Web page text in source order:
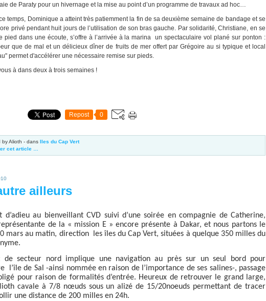
de Paraty pour un hivernage et la mise au point d’un programme de travaux ad hoc…
temps, Dominique a atteint très patiemment la fin de sa deuxième semaine de bandage et se
privé pendant huit jours de l’utilisation de son bras gauche. Par solidarité, Christiane, en se
pied dans une écoute, s’offre à l’arrivée à la marina un spectaculaire vol plané sur ponton :
que de mal et un délicieux dîner de fruits de mer offert par Grégoire au si typique et local
permet d'accélérer une nécessaire remise sur pieds.
à dans deux à trois semaines !
Repost 0
by Alioth - dans Iles du Cap Vert
cet article
ailleurs
d’adieu au bienveillant CVD suivi d’une soirée en compagnie de Catherine,
de la « mission E » encore présente à Dakar, et nous partons le
mars au matin, direction
les îles du Cap Vert, situées à quelque 350 milles du
de secteur nord implique une navigation au près sur un seul bord pour
l’île de Sal -ainsi nommée en raison de l’importance de ses salines-, passage
pour raison de formalités d’entrée. Heureux de retrouver le grand large,
cavale à 7/8 nœuds sous un alizé de 15/20noeuds permettant de tracer
une distance de 200 milles en 24h.